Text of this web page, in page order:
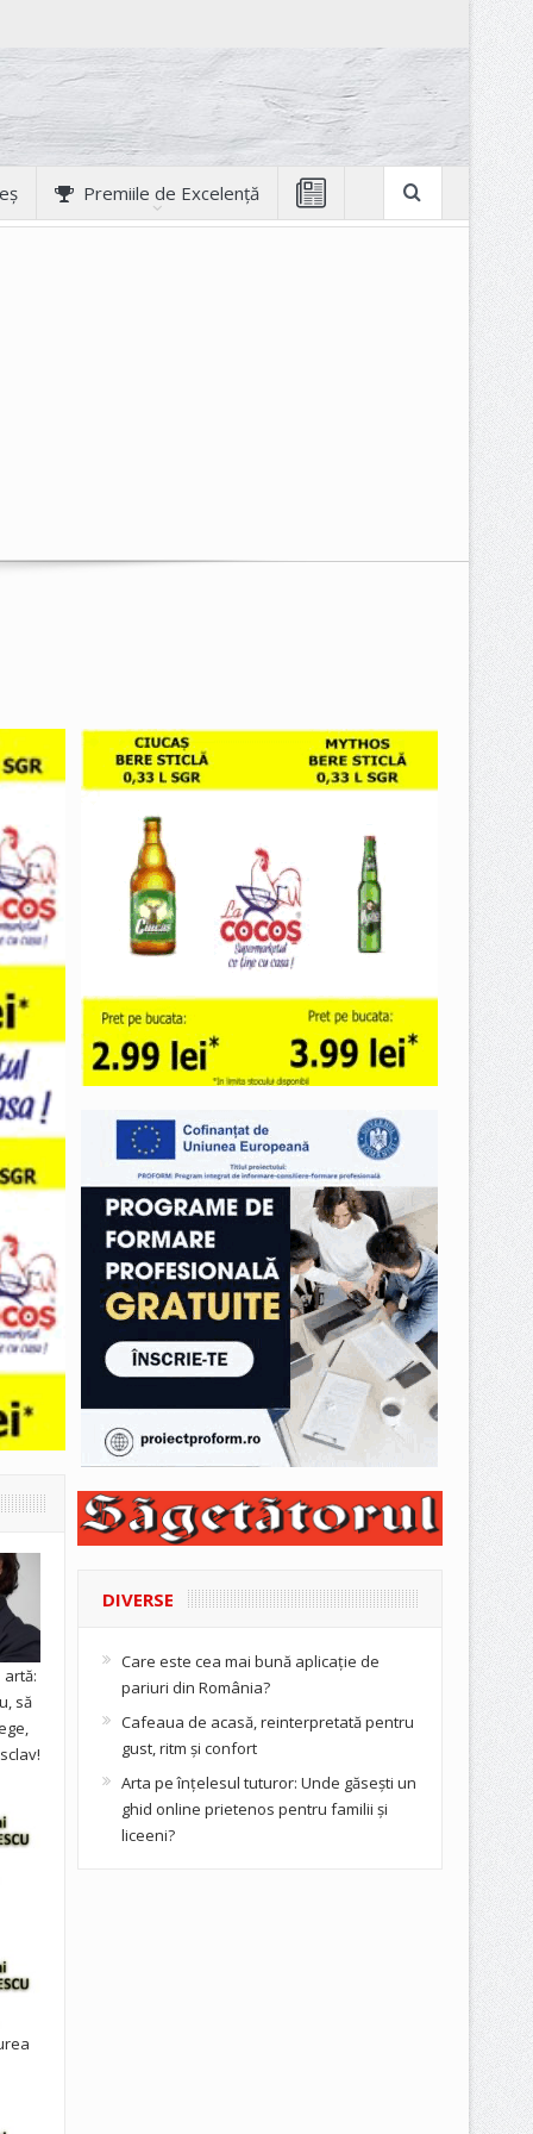
Premiile de Excelență
să
DIVERSE
Care este cea mai bună aplicație de
pariuri din România?
Cafeaua de acasă, reinterpretată pentru
gust, ritm și confort
Arta pe înțelesul tuturor: Unde găsești un
ghid online prietenos pentru familii și
liceeni?